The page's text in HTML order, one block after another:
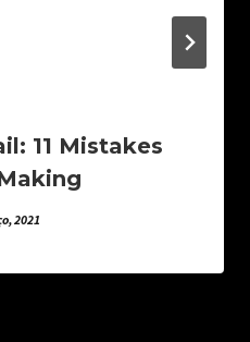
11 Mistakes
2021